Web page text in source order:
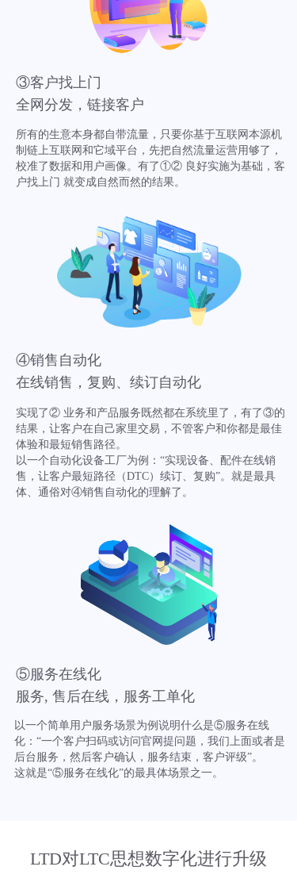
③客户找上门
全网分发，链接客户
所有的生意本身都自带流量，只要你基于互联网本源机
制链上互联网和它域平台，先把自然流量运营用够了，
校准了数据和用户画像。有了①② 良好实施为基础，客
户找上门 就变成自然而然的结果。
④销售自动化
在线销售，复购、续订自动化
实现了② 业务和产品服务既然都在系统里了，有了③的
结果，让客户在自己家里交易，不管客户和你都是最佳
体验和最短销售路径。
以一个自动化设备工厂为例：“实现设备、配件在线销
售，让客户最短路径（DTC）续订、复购”。就是最具
体、通俗对④销售自动化的理解了。
⑤服务在线化
服务, 售后在线，服务工单化
以一个简单用户服务场景为例说明什么是⑤服务在线
化：“一个客户扫码或访问官网提问题，我们上面或者是
后台服务，然后客户确认，服务结束，客户评级”。
这就是“⑤服务在线化”的最具体场景之一。
LTD对LTC思想数字化进行升级